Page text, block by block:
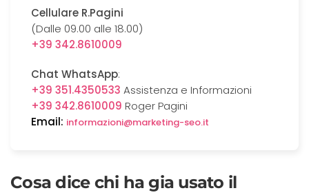
Cellulare R.Pagini
(Dalle 09.00 alle 18.00)
+39 342.8610009
Chat WhatsApp:
+39 351.4350533 Assistenza e Informazioni
+39 342.8610009 Roger Pagini
Email: informazioni@marketing-seo.it
Cosa dice chi ha gia usato il